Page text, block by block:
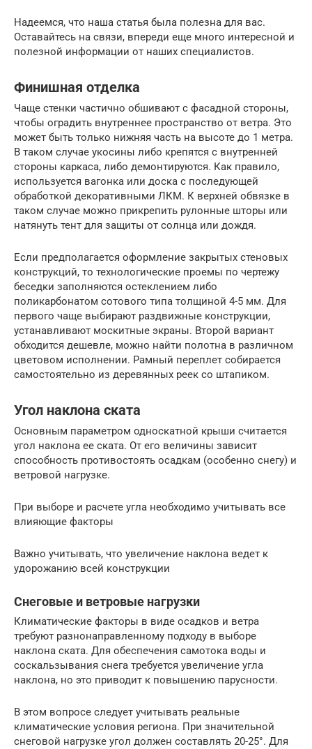
Надеемся, что наша статья была полезна для вас.
Оставайтесь на связи, впереди еще много интересной и
полезной информации от наших специалистов.
Финишная отделка
Чаще стенки частично обшивают с фасадной стороны,
чтобы оградить внутреннее пространство от ветра. Это
может быть только нижняя часть на высоте до 1 метра.
В таком случае укосины либо крепятся с внутренней
стороны каркаса, либо демонтируются. Как правило,
используется вагонка или доска с последующей
обработкой декоративными ЛКМ. К верхней обвязке в
таком случае можно прикрепить рулонные шторы или
натянуть тент для защиты от солнца или дождя.
Если предполагается оформление закрытых стеновых
конструкций, то технологические проемы по чертежу
беседки заполняются остеклением либо
поликарбонатом сотового типа толщиной 4-5 мм. Для
первого чаще выбирают раздвижные конструкции,
устанавливают москитные экраны. Второй вариант
обходится дешевле, можно найти полотна в различном
цветовом исполнении. Рамный переплет собирается
самостоятельно из деревянных реек со штапиком.
Угол наклона ската
Основным параметром односкатной крыши считается
угол наклона ее ската. От его величины зависит
способность противостоять осадкам (особенно снегу) и
ветровой нагрузке.
При выборе и расчете угла необходимо учитывать все
влияющие факторы
Важно учитывать, что увеличение наклона ведет к
удорожанию всей конструкции
Снеговые и ветровые нагрузки
Климатические факторы в виде осадков и ветра
требуют разнонаправленному подходу в выборе
наклона ската. Для обеспечения самотока воды и
соскальзывания снега требуется увеличение угла
наклона, но это приводит к повышению парусности.
В этом вопросе следует учитывать реальные
климатические условия региона. При значительной
снеговой нагрузке угол должен составлять 20-25°. Для